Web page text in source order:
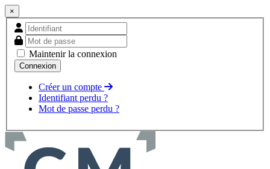
×
Maintenir la connexion
Créer un compte
Identifiant perdu ?
Mot de passe perdu ?